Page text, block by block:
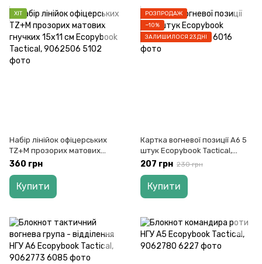
ХІТ
Набір лінійок офіцерських
TZ+M прозорих матових
гнучких 15х11 см Ecopybook
360 грн
Купити
РОЗПРОДАЖ
−10%
ЗАЛИШИЛОСЯ 23 ДНІ
Картка вогневої позиції А6 5
штук Ecopybook Tactical,
9062766
207 грн 230 грн
Купити